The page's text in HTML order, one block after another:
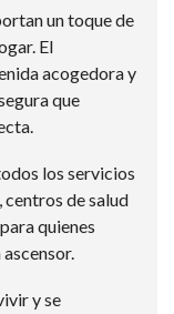
un toque de
El
acogedora y
que
los servicios
de salud
quienes
y se